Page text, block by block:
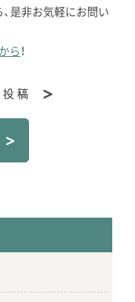
是非お気軽にお問い
ら！
稿